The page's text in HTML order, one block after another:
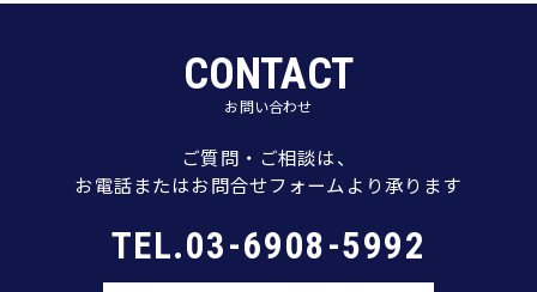
CONTACT
お問い合わせ
ご質問・ご相談は、
お電話またはお問合せフォームより承ります
TEL.03-6908-5992